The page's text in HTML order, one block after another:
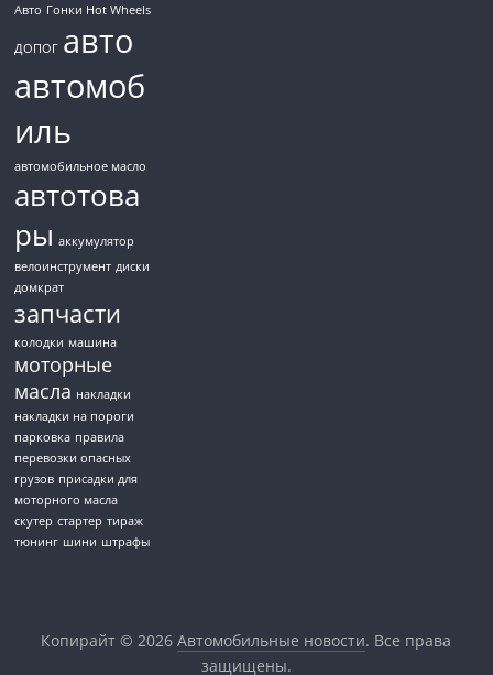
Авто Гонки Hot Wheels
ДОПОГ авто
автомоб
иль
автомобильное масло
автотова
ры аккумулятор
велоинструмент диски
домкрат
запчасти
колодки машина
моторные
масла накладки
накладки на пороги
парковка правила
перевозки опасных
грузов присадки для
моторного масла
скутер стартер тираж
тюнинг шини штрафы
Копирайт © 2026Автомобильные новости. Все права
защищены.